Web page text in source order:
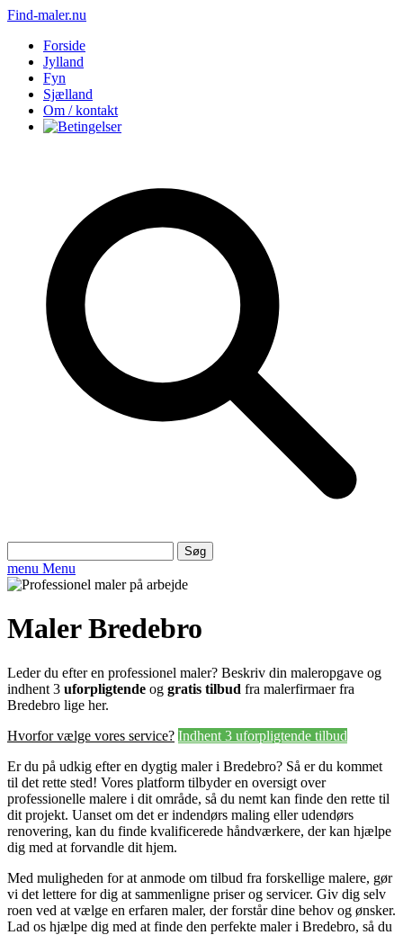
Find-maler.nu
Forside
Jylland
Fyn
Sjælland
Om / kontakt
efter:
menu Menu
Maler Bredebro
Leder du efter en professionel maler? Beskriv din maleropgave og
indhent 3 uforpligtende og gratis tilbud fra malerfirmaer fra
Bredebro lige her.
Hvorfor vælge vores service? Indhent 3 uforpligtende tilbud
Er du på udkig efter en dygtig maler i Bredebro? Så er du kommet
til det rette sted! Vores platform tilbyder en oversigt over
professionelle malere i dit område, så du nemt kan finde den rette til
dit projekt. Uanset om det er indendørs maling eller udendørs
renovering, kan du finde kvalificerede håndværkere, der kan hjælpe
dig med at forvandle dit hjem.
Med muligheden for at anmode om tilbud fra forskellige malere, gør
vi det lettere for dig at sammenligne priser og servicer. Giv dig selv
roen ved at vælge en erfaren maler, der forstår dine behov og ønsker.
Lad os hjælpe dig med at finde den perfekte maler i Bredebro, så du